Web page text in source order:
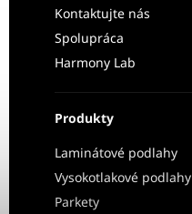
Kontaktujte nás
Spolupráca
Harmony Lab
Produkty
Laminátové podlahy
Vysokotlakové podlahy
Parkety